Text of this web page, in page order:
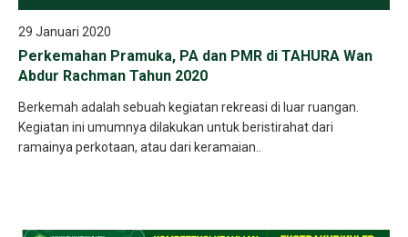
29 Januari 2020
Perkemahan Pramuka, PA dan PMR di TAHURA Wan
Abdur Rachman Tahun 2020
Berkemah adalah sebuah kegiatan rekreasi di luar ruangan.
Kegiatan ini umumnya dilakukan untuk beristirahat dari
ramainya perkotaan, atau dari keramaian..